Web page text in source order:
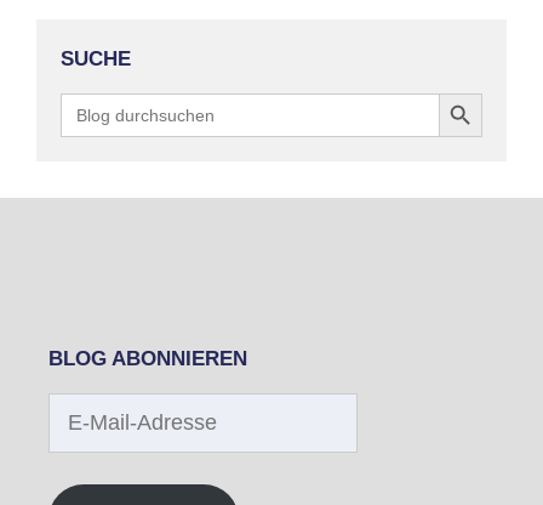
SUCHE
for:
Search Button
BLOG ABONNIEREN